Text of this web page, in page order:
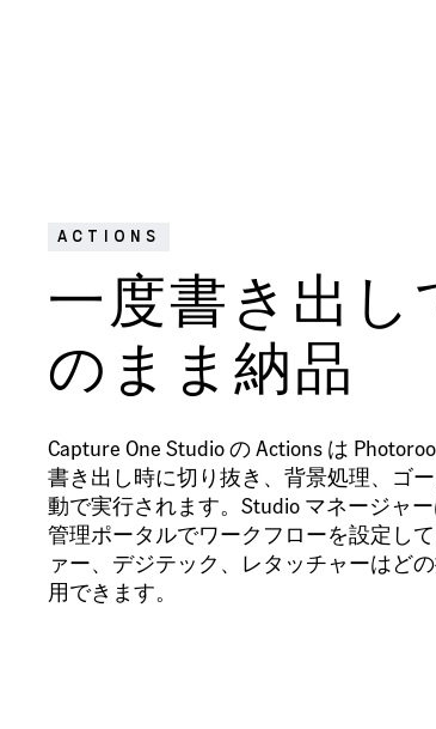
ACTIONS
一度書き出し
のまま納品
Capture One Studio の Actions は
書き出し時に切り抜き、背景処理、ゴ
動で実行されます。Studio マネージャ
管理ポータルでワークフローを設定し
ァー、デジテック、レタッチャーはど
用できます。